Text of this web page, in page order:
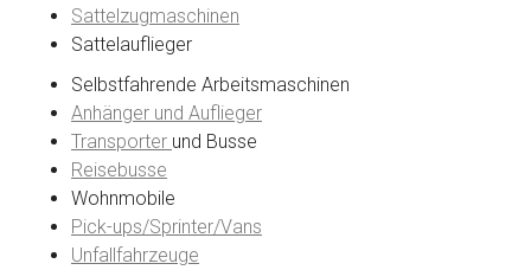
Bekannte Schäden
Kilometerstand
Preisvorstellung
Sattelzugmaschinen
Sattelauflieger
Selbstfahrende Arbeitsmaschinen
Anhänger und Auflieger
Transporter und Busse
Reisebusse
Wohnmobile
Pick-ups/Sprinter/Vans
Unfallfahrzeuge